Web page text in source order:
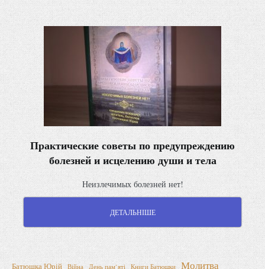
Практические советы по предупреждению
болезней и исцелению души и тела
Неизлечимых болезней нет!
ДЕТАЛЬНІШЕ
Батюшка Юрій Війна День пам’яті Книги Батюшки Молитва